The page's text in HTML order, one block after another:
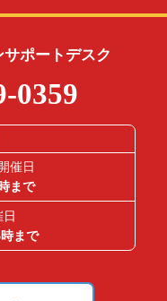
ポートデスク
0359
催日
まで
まで